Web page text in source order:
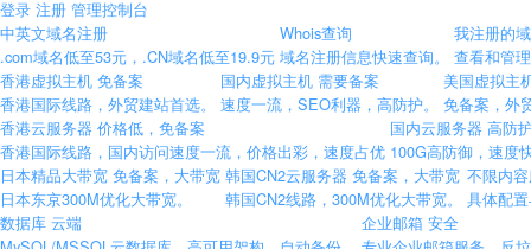
登录 注册 管理控制台
中英文域名注册
.com域名低至53元，.CN域名低至19.9元
Whois查询
域名注册信息快速查询。
我注册的
查看和管
香港虚拟主机 免备案
香港国际线路，外贸建站首选。
国内虚拟主机 需要备案
速度一流，SEO利器，高防护。
美国虚拟主
免备案，外
香港云服务器 价格低，免备案
香港国际线路，国内访问速度一流，价格出彩，速度占优
国内云服务器 高防
100G高防御，速度
日本精品大带宽 免备案，大带宽
日本东京300M优化大带宽。
韩国CN2云服务器 免备案，大带宽
韩国CN2线路，300M优化大带宽。
不限内
具体配
数据库 云端
企业邮箱 安全